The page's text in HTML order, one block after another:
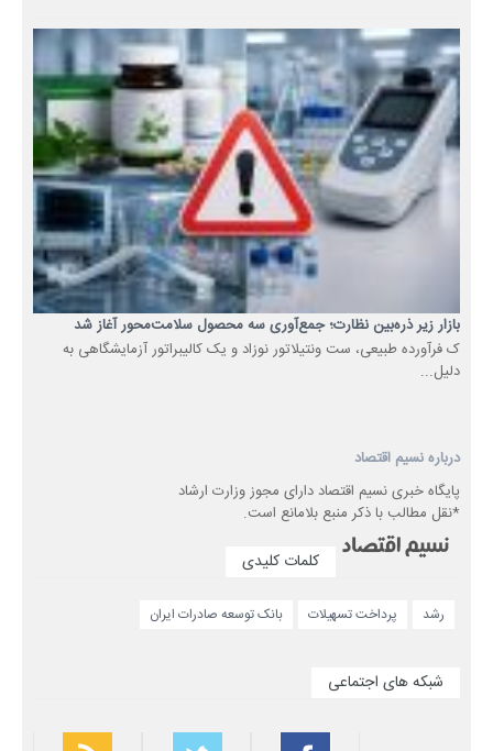
بازار زیر ذره‌بین نظارت؛ جمع‌آوری سه محصول سلامت‌محور آغاز شد
ک فرآورده طبیعی، ست ونتیلاتور نوزاد و یک کالیبراتور آزمایشگاهی به
دلیل...
درباره نسیم اقتصاد
پایگاه خبری نسیم اقتصاد دارای مجوز وزارت ارشاد
*نقل مطالب با ذکر منبع بلامانع است.
کلمات کلیدی
رشد پرداخت تسهیلات بانک توسعه صادرات ایران
شبکه های اجتماعی